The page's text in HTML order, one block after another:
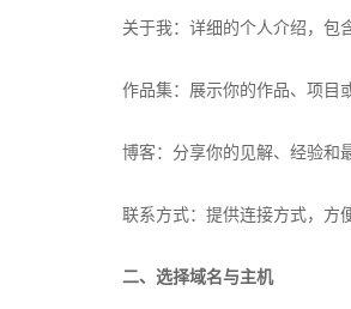
关于我：详细的个人介绍，包
作品集：展示你的作品、项目
博客：分享你的见解、经验和
联系方式：提供连接方式，方
二、选择域名与主机